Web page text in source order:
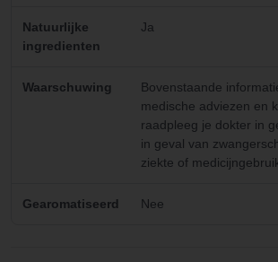
Natuurlijke
ingredienten
Ja
Waarschuwing
Bovenstaande
medische adviezen en
raadpleeg je dokter in
in geval van
ziekte of
Gearomatiseerd Nee